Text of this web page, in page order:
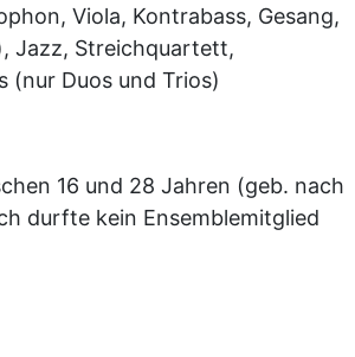
Viola, Kontrabass, Gesang,
Jazz, Streichquartett,
(nur Duos und Trios)
16 und 28 Jahren (geb. nach
durfte kein Ensemblemitglied